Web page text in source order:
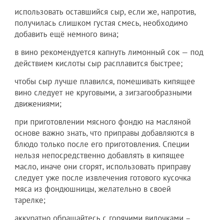
использовать оставшийся сыр, если же, напротив,
получилась слишком густая смесь, необходимо
добавить ещё немного вина;
в вино рекомендуется капнуть лимонный сок — под
действием кислоты сыр расплавится быстрее;
чтобы сыр лучше плавился, помешивать кипящее
вино следует не круговыми, а зигзагообразными
движениями;
при приготовлении мясного фондю на масляной
основе важно знать, что приправы добавляются в
блюдо только после его приготовления. Специи
нельзя непосредственно добавлять в кипящее
масло, иначе они сгорят, использовать приправу
следует уже после извлечения готового кусочка
мяса из фондюшницы, желательно в своей
тарелке;